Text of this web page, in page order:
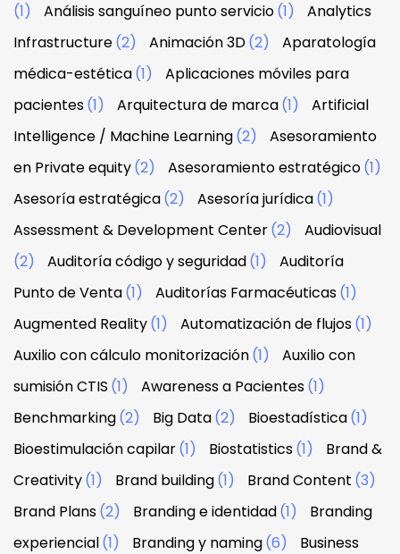
(1)
Análisis sanguíneo punto servicio(1)
Analytics
Infrastructure(2) Animación 3D(2)
Aparatología
médica-estética(1)
Aplicaciones móviles para
pacientes(1) Arquitectura de marca(1)
Artificial
Intelligence / Machine Learning(2)
Asesoramiento
en Private equity(2) Asesoramiento estratégico(1)
Asesoría estratégica(2) Asesoría jurídica(1)
Assessment & Development Center(2)
Audiovisual
(2)
Auditoría código y seguridad(1)
Auditoría
Punto de Venta(1) Auditorías Farmacéuticas(1)
Augmented Reality(1) Automatización de flujos(1)
Auxilio con cálculo monitorización(1)
Auxilio con
sumisión CTIS (1) Awareness a Pacientes(1)
Benchmarking(2) Big Data(2) Bioestadística(1)
Bioestimulación capilar(1) Biostatistics(1)
Brand &
Creativity(1) Brand building(1) Brand Content (3)
Brand Plans(2) Branding e identidad(1)
Branding
experiencial(1) Branding y naming(6) Business